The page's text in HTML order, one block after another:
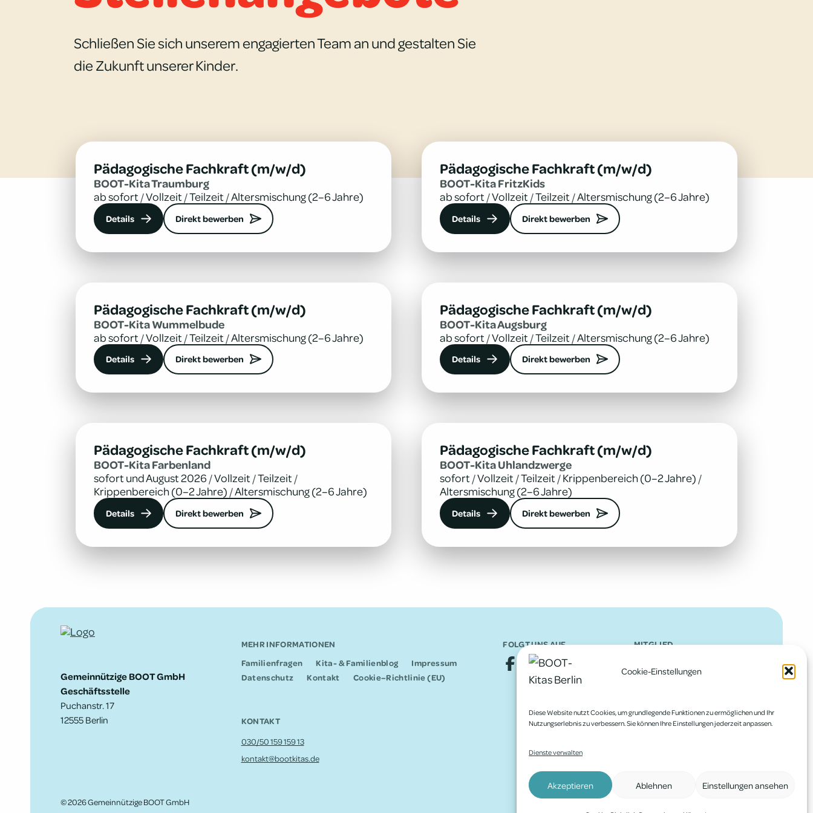
Cookie-Einstellungen
Diese Website nutzt Cookies, um grundlegende Funktionen zu ermöglichen und Ihr
Nutzungserlebnis zu verbessern. Sie können Ihre Einstellungen jederzeit anpassen.
Dienste verwalten
Akzeptieren Ablehnen Einstellungen ansehen
Schließen Sie sich unserem engagierten Team an und gestalten Sie
die Zukunft unserer Kinder.
Pädagogische Fachkraft (m/w/d)
BOOT-Kita Traum­burg
ab sofort /Vollzeit /Teilzeit /Altersmischung (2–6 Jahre)
Details Direkt bewerben
Pädagogische Fachkraft (m/w/d)
BOOT-Kita Fritz­Kids
ab sofort /Vollzeit /Teilzeit /Altersmischung (2–6 Jahre)
Details Direkt bewerben
Pädagogische Fachkraft (m/w/d)
BOOT-Kita Wum­mel­bude
ab sofort /Vollzeit /Teilzeit /Altersmischung (2–6 Jahre)
Details Direkt bewerben
Pädagogische Fachkraft (m/w/d)
BOOT-Kita Augs­burg
ab sofort /Vollzeit /Teilzeit /Altersmischung (2–6 Jahre)
Details Direkt bewerben
Pädagogische Fachkraft (m/w/d)
BOOT-Kita Far­ben­land
sofort und August 2026 /Vollzeit /Teilzeit /
Krippenbereich (0–2 Jahre) /Altersmischung (2–6 Jahre)
Details Direkt bewerben
Pädagogische Fachkraft (m/w/d)
BOOT-Kita Uhland­zwerge
sofort /Vollzeit /Teilzeit /Krippenbereich (0–2 Jahre) /
Altersmischung (2–6 Jahre)
Details Direkt bewerben
Gemeinnützige BOOT GmbH
Geschäftsstelle
Puchanstr. 17
12555 Berlin
MEHR INFORMATIONEN
Fami­li­en­fra­gen
Kita- & Familienblog
Impres­sum
Daten­schutz
Kontakt Cookie–Richtlinie (EU)
KONTAKT
030/50 159 159 13
kontakt@bootkitas.de
FOLGT UNS AUF MITGLIED
© 2026 Gemeinnützige BOOT GmbH Google Translate